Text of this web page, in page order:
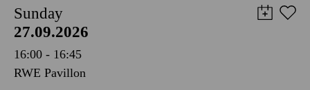
Sunday
27.09.2026
16:00 - 16:45
RWE Pavillon